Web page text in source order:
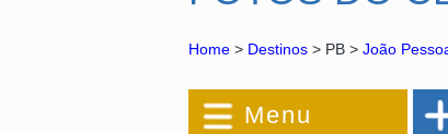
Home > Destinos > PB > João
Menu